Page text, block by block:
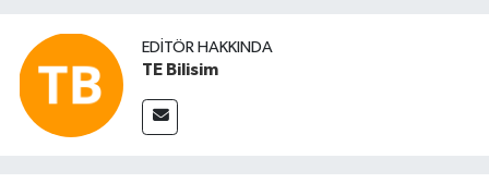
EDITÖR HAKKINDA
TE Bilisim